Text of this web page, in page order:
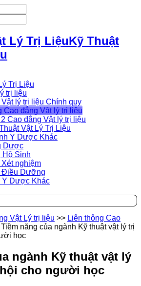
Kỹ Thuật
Trị Liệu
trị liệu
lý trị liệu Chính quy
Cao đẳng Vật lý trị liệu
Cao đẳng Vật lý trị liệu
Vật Lý Trị Liệu
Y Dược Khác
Dược
Hộ Sinh
nghiệm
Điều Dưỡng
Y Dược Khác
Vật Lý trị liệu >> Liên thông Cao
Tiềm năng của ngành Kỹ thuật vật lý trị
học
ngành Kỹ thuật vật lý
cho người học